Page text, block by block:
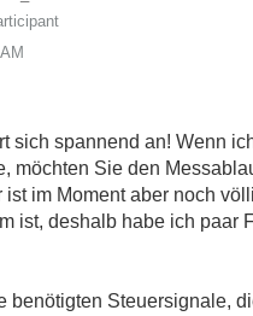
sich spannend an! Wenn
möchten Sie den
ist im Moment aber noch
ist, deshalb habe ich paar
benötigten Steuersignale,